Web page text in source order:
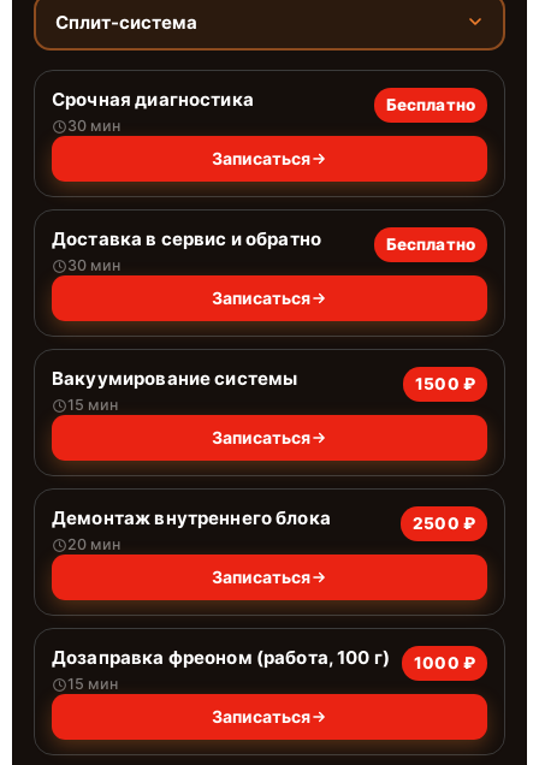
Сплит-система
Срочная диагностика
30 мин
Бесплатно
Записаться
Доставка в сервис и обратно
30 мин
Бесплатно
Записаться
Вакуумирование системы
15 мин
1500 ₽
Записаться
Демонтаж внутреннего блока
20 мин
2500 ₽
Записаться
Дозаправка фреоном (работа, 100 г)
15 мин
1000 ₽
Записаться